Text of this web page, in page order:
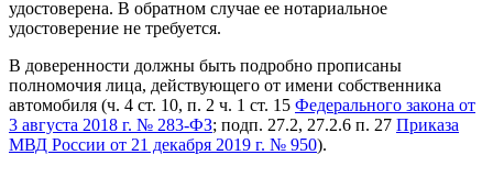
удостоверена. В обратном случае ее нотариальное
удостоверение не требуется.
В доверенности должны быть подробно прописаны
полномочия лица, действующего от имени собственника
автомобиля (ч. 4 ст. 10, п. 2 ч. 1 ст. 15 Федерального закона от
3 августа 2018 г. № 283-ФЗ; подп. 27.2, 27.2.6 п. 27 Приказа
МВД России от 21 декабря 2019 г. № 950).